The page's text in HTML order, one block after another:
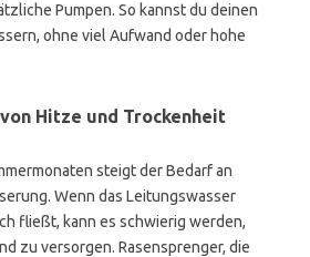
Pumpen. So kannst du deinen
ohne viel Aufwand oder hohe
Hitze und Trockenheit
steigt der Bedarf an
Wenn das Leitungswasser
fließt, kann es schwierig werden,
zu versorgen. Rasensprenger, die